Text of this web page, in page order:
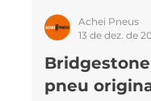
pneu
Achei Pneus
13 de dez. de